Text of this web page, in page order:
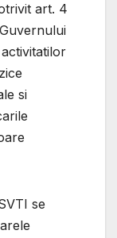
art. 4
si
se